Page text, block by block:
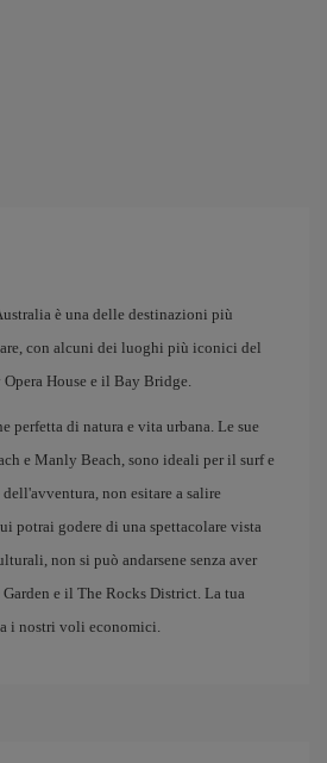
è una delle destinazioni più
con alcuni dei luoghi più iconici del
House e il Bay Bridge.
perfetta di natura e vita urbana. Le sue
e Manly Beach, sono ideali per il surf e
non esitare a salire
potrai godere di una spettacolare vista
non si può andarsene senza aver
e il The Rocks District. La tua
i nostri voli economici.